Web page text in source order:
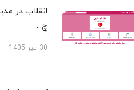
انقلاب در
چ...
30 تیر 1405